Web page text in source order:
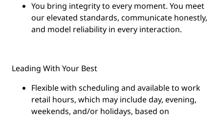
You bring integrityto every moment. You meet
our elevated standards, communicate honestly,
and model reliability in every interaction.
Leading With Your Best
Flexible with scheduling and available to work
retail hours, which may include day, evening,
weekends, and/or holidays, based on